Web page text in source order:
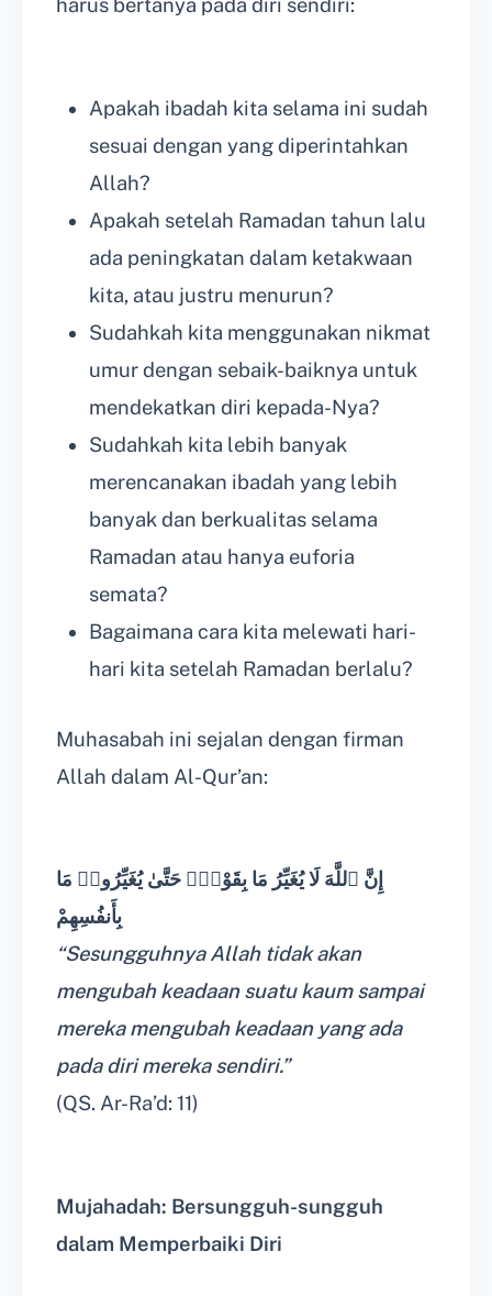
harus bertanya pada diri sendiri:
Apakah ibadah kita selama ini sudah
sesuai dengan yang diperintahkan
Allah?
Apakah setelah Ramadan tahun lalu
ada peningkatan dalam ketakwaan
kita, atau justru menurun?
Sudahkah kita menggunakan nikmat
umur dengan sebaik-baiknya untuk
mendekatkan diri kepada-Nya?
Sudahkah kita lebih banyak
merencanakan ibadah yang lebih
banyak dan berkualitas selama
Ramadan atau hanya euforia
semata?
Bagaimana cara kita melewati hari-
hari kita setelah Ramadan berlalu?
Muhasabah ini sejalan dengan firman
Allah dalam Al-Qur’an:
إِنَّ ٱللَّهَ لَا يُغَيِّرُ مَا بِقَوْمٍۢ حَتَّىٰ يُغَيِّرُوا۟ مَا
بِأَنفُسِهِمْ
“Sesungguhnya Allah tidak akan
mengubah keadaan suatu kaum sampai
mereka mengubah keadaan yang ada
pada diri mereka sendiri.”
(QS. Ar-Ra’d: 11)
Mujahadah: Bersungguh-sungguh
dalam Memperbaiki Diri